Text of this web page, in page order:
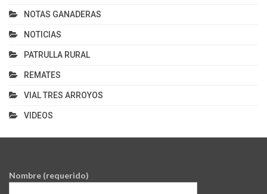
NOTAS GANADERAS
NOTICIAS
PATRULLA RURAL
REMATES
VIAL TRES ARROYOS
VIDEOS
Nombre (requerido)